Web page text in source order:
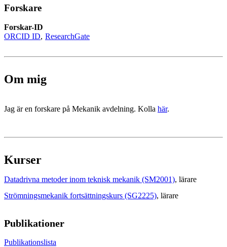
Forskare
Forskar-ID
ORCID ID ResearchGate
Om mig
Jag är en forskare på Mekanik avdelning. Kolla här.
Kurser
Datadrivna metoder inom teknisk mekanik (SM2001), lärare
Strömningsmekanik fortsättningskurs (SG2225), lärare
Publikationer
Publikationslista